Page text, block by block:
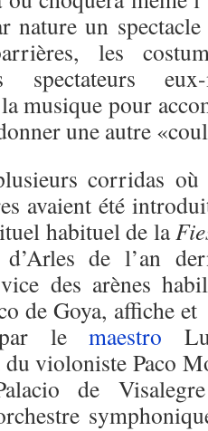
nature un
les
spectateurs
musique pour
une autre
corridas
avaient été
habituel de la
d’Arles de l’an
des arènes
de Goya, affiche
par lemaestro
du violoniste Paco
de